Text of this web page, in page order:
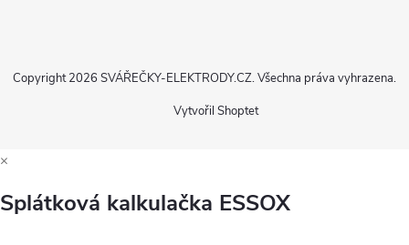
Vytvořil Shoptet
Copyright 2026 SVÁŘEČKY-ELEKTRODY.CZ. Všechna práva vyhrazena.
×
Splátková kalkulačka ESSOX